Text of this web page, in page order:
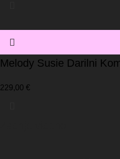
Melody Susie Darilni Komplet Nail Drill &
229,00 €